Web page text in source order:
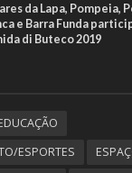
da Lapa, Pompeia,
e Barra Funda
di Buteco 2019
ESPORTES